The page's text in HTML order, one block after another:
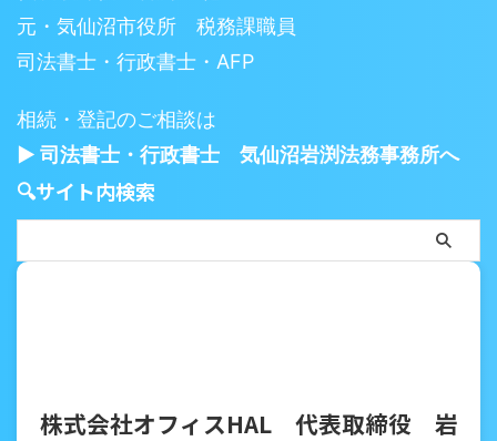
元・気仙沼市役所 税務課職員
司法書士・行政書士・AFP
相続・登記のご相談は
▶ 司法書士・行政書士 気仙沼岩渕法務事務所へ
🔍サイト内検索
株式会社オフィスHAL 代表取締役 岩